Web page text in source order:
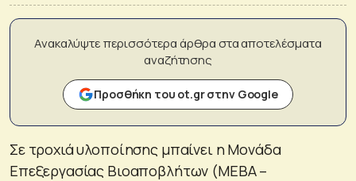
Ανακαλύψτε περισσότερα άρθρα στα αποτελέσματα
αναζήτησης
Προσθήκη του ot.gr στην Google
Σε τροχιά υλοποίησης μπαίνει η Μονάδα
Επεξεργασίας Βιοαποβλήτων (ΜΕΒΑ –